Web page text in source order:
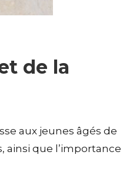
de la
aux jeunes âgés de
ainsi que l’importance